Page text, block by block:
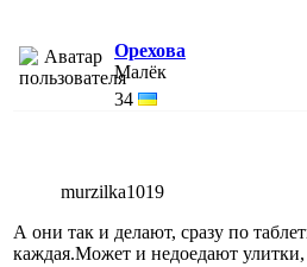
Орехова
Малёк
34
murzilka1019
А они так и делают, сразу по
каждая.Может и недоедают